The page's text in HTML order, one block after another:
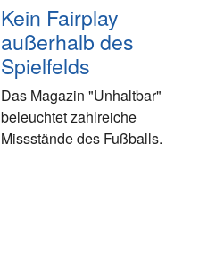
Kein Fairplay
außerhalb des
Spielfelds
Das Magazin "Unhaltbar"
beleuchtet zahlreiche
Missstände des Fußballs.